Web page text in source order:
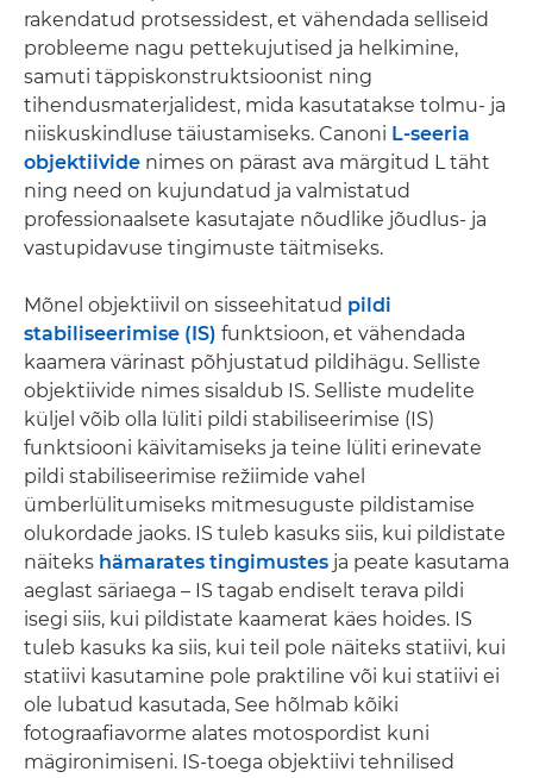
rakendatud protsessidest, et vähendada selliseid
probleeme nagu pettekujutised ja helkimine,
samuti täppiskonstruktsioonist ning
tihendusmaterjalidest, mida kasutatakse tolmu- ja
niiskuskindluse täiustamiseks. Canoni L-seeria
objektiivide nimes on pärast ava märgitud L täht
ning need on kujundatud ja valmistatud
professionaalsete kasutajate nõudlike jõudlus- ja
vastupidavuse tingimuste täitmiseks.
Mõnel objektiivil on sisseehitatud pildi
stabiliseerimise (IS) funktsioon, et vähendada
kaamera värinast põhjustatud pildihägu. Selliste
objektiivide nimes sisaldub IS. Selliste mudelite
küljel võib olla lüliti pildi stabiliseerimise (IS)
funktsiooni käivitamiseks ja teine lüliti erinevate
pildi stabiliseerimise režiimide vahel
ümberlülitumiseks mitmesuguste pildistamise
olukordade jaoks. IS tuleb kasuks siis, kui pildistate
näiteks hämarates tingimustes ja peate kasutama
aeglast säriaega – IS tagab endiselt terava pildi
isegi siis, kui pildistate kaamerat käes hoides. IS
tuleb kasuks ka siis, kui teil pole näiteks statiivi, kui
statiivi kasutamine pole praktiline või kui statiivi ei
ole lubatud kasutada, See hõlmab kõiki
fotograafiavorme alates motospordist kuni
mägironimiseni. IS-toega objektiivi tehnilised